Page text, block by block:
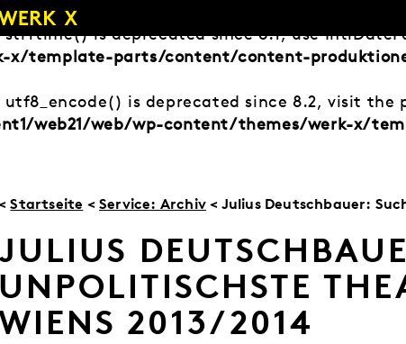
strftime() is deprecated since 8.1, use
x/template-parts/content/content-
utf8_encode() is deprecated since 8.2, visit
web21/web/wp-content/themes/werk-x/
Startseite <Service: Archiv < Julius Deutschbauer:
UNPOLITISCHSTE
2013/2014